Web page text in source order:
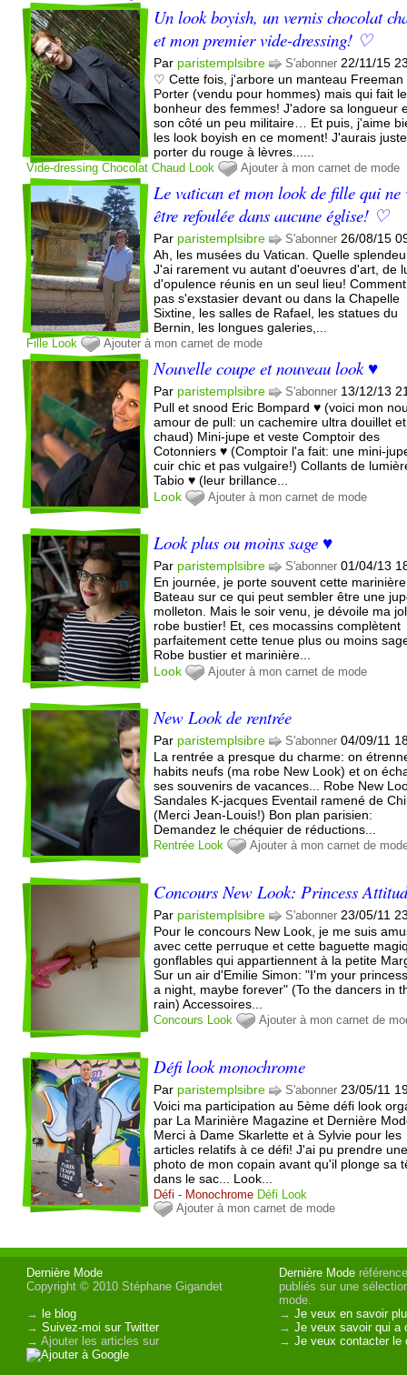
Un look boyish, un vernis chocolat
et mon premier vide-dressing! ♡
Par paristemplsibre S'abonner 22/11/15
♡ Cette fois, j'arbore un manteau Freeman
Porter (vendu pour hommes) mais qui fait le
bonheur des femmes! J'adore sa longueur
son côté un peu militaire… Et puis, j'aime
les look boyish en ce moment! J'aurais
porter du rouge à lèvres......
Vide-dressing Chocolat Chaud Look Ajouter à mon carnet de mode
Le vatican et mon look de fille qui ne
être refoulée dans aucune église! ♡
Par paristemplsibre S'abonner 26/08/15
Ah, les musées du Vatican. Quelle
J'ai rarement vu autant d'oeuvres d'art, de
d'opulence réunis en un seul lieu!
pas s'exstasier devant ou dans la Chapelle
Sixtine, les salles de Rafael, les statues du
Bernin, les longues galeries,...
Fille Look Ajouter à mon carnet de mode
Nouvelle coupe et nouveau look ♥
Par paristemplsibre S'abonner 13/12/13
Pull et snood Eric Bompard ♥ (voici mon
amour de pull: un cachemire ultra douillet et
chaud) Mini-jupe et veste Comptoir des
Cotonniers ♥ (Comptoir l'a fait: une mini-
cuir chic et pas vulgaire!) Collants de
Tabio ♥ (leur brillance...
Look
Ajouter à mon carnet de mode
Look plus ou moins sage ♥
Par paristemplsibre S'abonner 01/04/13
En journée, je porte souvent cette
Bateau sur ce qui peut sembler être une
molleton. Mais le soir venu, je dévoile ma
robe bustier! Et, ces mocassins complètent
parfaitement cette tenue plus ou moins
Robe bustier et marinière...
Look
Ajouter à mon carnet de mode
New Look de rentrée
Par paristemplsibre S'abonner 04/09/11
La rentrée a presque du charme: on
habits neufs (ma robe New Look) et on
ses souvenirs de vacances... Robe New
Sandales K-jacques Eventail ramené de
(Merci Jean-Louis!) Bon plan parisien:
Demandez le chéquier de réductions...
Rentrée Look Ajouter à mon carnet de
Concours New Look: Princess
Par paristemplsibre S'abonner 23/05/11
Pour le concours New Look, je me suis
avec cette perruque et cette baguette
gonflables qui appartiennent à la petite
Sur un air d'Emilie Simon: "I'm your
a night, maybe forever" (To the dancers in
rain) Accessoires...
Concours Look Ajouter à mon carnet de
Défi look monochrome
Par paristemplsibre S'abonner 23/05/11
Voici ma participation au 5ème défi look
par La Marinière Magazine et Dernière
Merci à Dame Skarlette et à Sylvie pour les
articles relatifs à ce défi! J'ai pu prendre
photo de mon copain avant qu'il plonge sa
dans le sac... Look...
Défi - Monochrome Défi
Look
Ajouter à mon carnet de mode
Dernière Mode
Copyright © 2010 Stéphane Gigandet
→ le blog
→Suivez-moi sur Twitter
→ Ajouter les articles sur
Dernière Mode
publiés sur une
mode.
→Je veux en savoir
→Je veux savoir qui a
→Je veux contacter le